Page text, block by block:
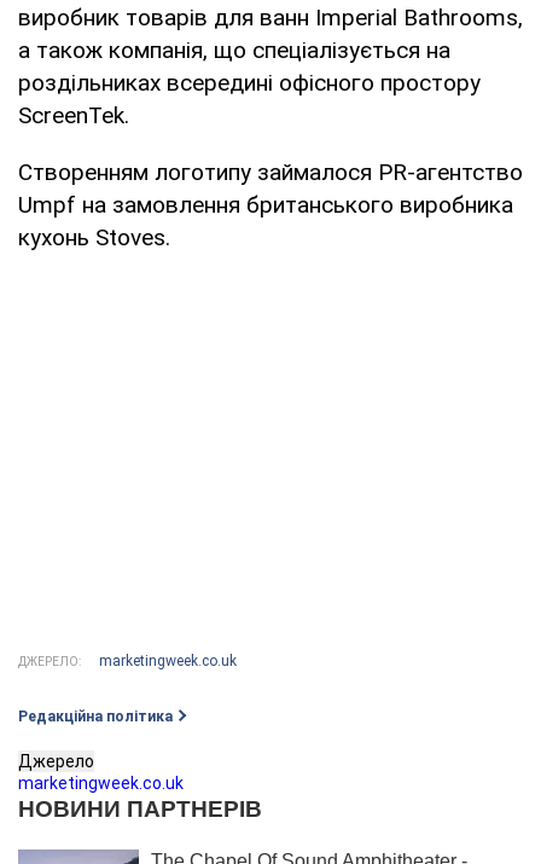
виробник товарів для ванн Imperial Bathrooms,
а також компанія, що спеціалізується на
роздільниках всередині офісного простору
ScreenTek.
Створенням логотипу займалося PR-агентство
Umpf на замовлення британського виробника
кухонь Stoves.
ДЖЕРЕЛО: marketingweek.co.uk
Редакційна політика
Джерело
marketingweek.co.uk